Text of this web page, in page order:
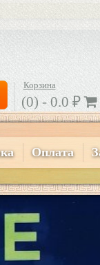
Оплата
Корзина
(0) -0.0 ₽